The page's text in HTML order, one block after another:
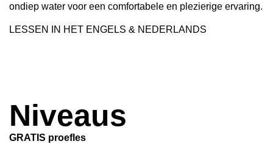
ondiep water voor een comfortabele en plezierige ervaring.
LESSEN IN HET ENGELS & NEDERLANDS
Niveaus
GRATIS proefles